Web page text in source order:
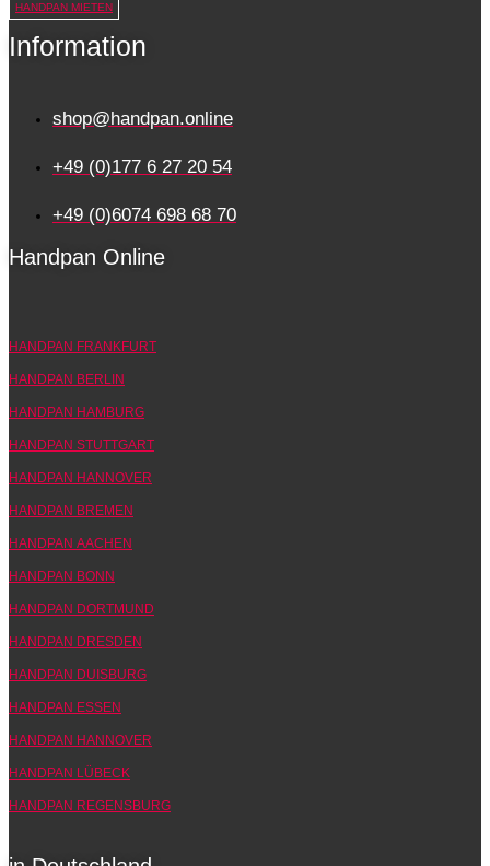
HANDPAN MIETEN
Information
shop@handpan.online
+49 (0)177 6 27 20 54
+49 (0)6074 698 68 70
Handpan Online
HANDPAN FRANKFURT
HANDPAN BERLIN
HANDPAN HAMBURG
HANDPAN STUTTGART
HANDPAN HANNOVER
HANDPAN BREMEN
HANDPAN AACHEN
HANDPAN BONN
HANDPAN DORTMUND
HANDPAN DRESDEN
HANDPAN DUISBURG
HANDPAN ESSEN
HANDPAN HANNOVER
HANDPAN LÜBECK
HANDPAN REGENSBURG